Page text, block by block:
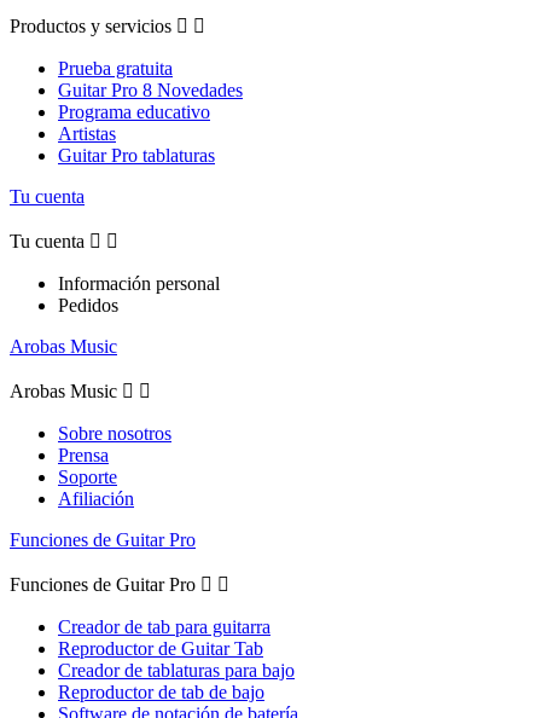
Productos y servicios  
Prueba gratuita
Guitar Pro 8 Novedades
Programa educativo
Artistas
Guitar Pro tablaturas
Tu cuenta
Tu cuenta  
Información personal
Pedidos
Arobas Music
Arobas Music  
Sobre nosotros
Prensa
Soporte
Afiliación
Funciones de Guitar Pro
Funciones de Guitar Pro  
Creador de tab para guitarra
Reproductor de Guitar Tab
Creador de tablaturas para bajo
Reproductor de tab de bajo
Software de notación de batería